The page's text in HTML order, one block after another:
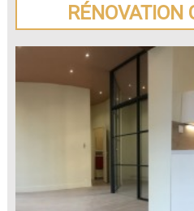
RÉNOVATION